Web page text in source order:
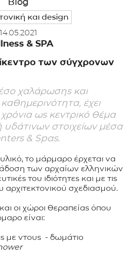
και design
14.05.2021
& SPA
των σύγχρονων
χαλάρωσης και
έχει
ως κεντρικό θέμα
στοιχείων μέσα
& Spas.
το μάρμαρο έρχεται να
των αρχαίων ελληνικών
του ιδιότητες και με τις
αρχιτεκτονικού σχεδιασμού.
οι χώροι θεραπείας όπου
είναι:
με ντους - δωμάτιο